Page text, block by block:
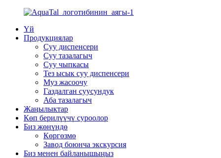
Үй
Продукциялар
Суу диспенсери
Суу тазалагыч
Суу чыпкасы
Тез ысык суу диспенсери
Муз жасоочу
Газдалган суусундук
Аба тазалагыч
Жаңылыктар
Көп берилүүчү суроолор
Биз жөнүндө
Көргөзмө
Завод боюнча экскурсия
Биз менен байланышыңыз